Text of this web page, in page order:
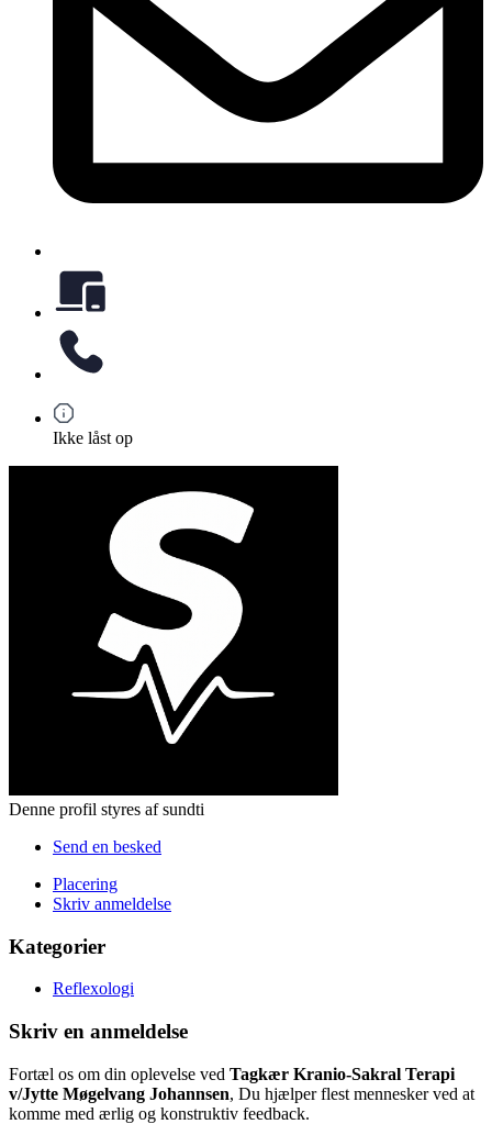
Ikke låst op
Denne profil styres af sundti
Send en besked
Placering
Skriv anmeldelse
Kategorier
Reflexologi
Skriv en anmeldelse
Fortæl os om din oplevelse ved Tagkær Kranio-Sakral Terapi
v/Jytte Møgelvang Johannsen, Du hjælper flest mennesker ved at
komme med ærlig og konstruktiv feedback.